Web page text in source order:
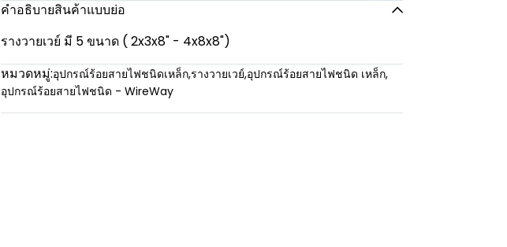
คำอธิบายสินค้าแบบย่อ
รางวายเวย์ มี 5 ขนาด ( 2x3x8" - 4x8x8")
หมวดหมู่:อุปกรณ์ร้อยสายไฟชนิดเหล็ก,รางวายเวย์,อุปกรณ์ร้อยสายไฟชนิด เหล็ก,
อุปกรณ์ร้อยสายไฟชนิด - WireWay